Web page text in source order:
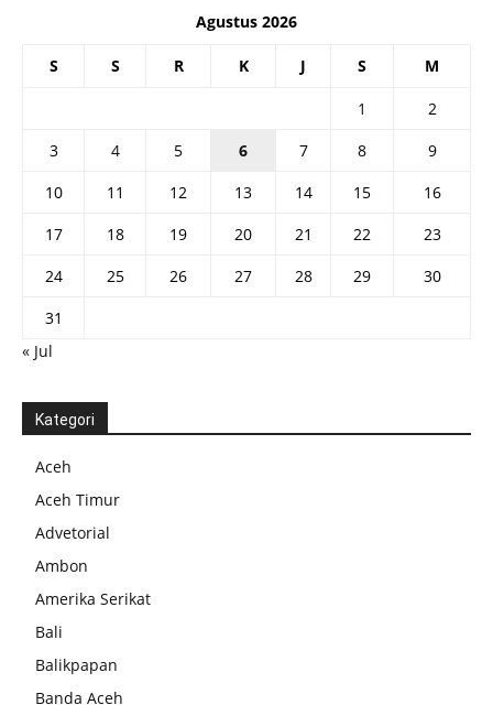
Agustus 2026
S S R K J S M
1
2
3
4 5 6 7 8
9
10
11 12 13 14 15
16
17
18 19 20 21 22
23
24
25 26 27 28 29
30
31
« Jul
Kategori
Aceh
Aceh Timur
Advetorial
Ambon
Amerika Serikat
Bali
Balikpapan
Banda Aceh